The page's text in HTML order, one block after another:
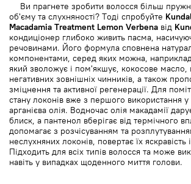
Ви прагнете зробити волосся більш
об'єму та слухняності? Тоді спробуйте
Macadamia Treatment Lemon Verbena від
кондиціонер глибоко живить пасма,
речовинами. Його формула сповнена
компонентами, серед яких можна,
який зволожує і пом'якшує, кокосове масло,
негативних зовнішніх чинників, а також
зміцнення та активної регенерації. Для
стану локонів вже з першого використання у
арганієва олія. Водночас олія макадамії
блиск, а пантенол вберігає від термічного
допомагає з розчісуванням та
неслухняних локонів, повертає їх яскравість
Підходить для всіх типів волосся та може
навіть у випадках щоденного миття голови.